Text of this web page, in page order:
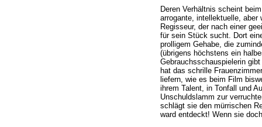
Deren Verhältnis scheint
arrogante, intellektuelle, aber
Regisseur, der nach einer
für sein Stück sucht. Dort
prolligem Gehabe, die
(übrigens höchstens ein
Gebrauchsschauspielerin
hat das schrille
liefern, wie es beim Film
ihrem Talent, in Tonfall und
Unschuldslamm zur
schlägt sie den mürrischen
ward entdeckt! Wenn sie